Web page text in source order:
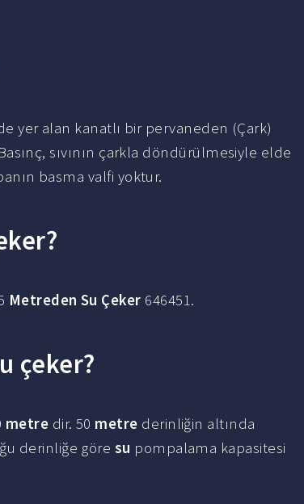
yer alan kanatlı bir pervaneden (Çark)
sıvının çarkla döndürülmesiyle elde
basma valfi yoktur.
Metreden Su Çeker 646451.
çeker?
metre dir. 50 metre derinliğin altında
derinliğe göre su pompalama kapasitesi